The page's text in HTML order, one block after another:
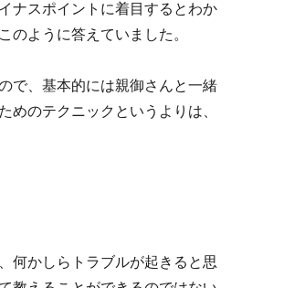
ナスポイントに着目するとわか
のように答えていました。
で、基本的には親御さんと一緒
めのテクニックというよりは、
何かしらトラブルが起きると思